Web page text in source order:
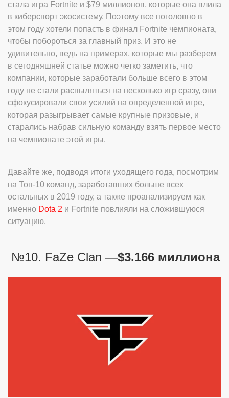
стала игра Fortnite и $79 миллионов, которые она влила
в киберспорт экосистему. Поэтому все поголовно в
этом году хотели попасть в финал Fortnite чемпионата,
чтобы побороться за главный приз. И это не
удивительно, ведь на примерах, которые мы разберем
в сегодняшней статье можно четко заметить, что
компании, которые заработали больше всего в этом
году не стали распыляться на несколько игр сразу, они
сфокусировали свои усилий на определенной игре,
которая разыгрывает самые крупные призовые, и
старались набрав сильную команду взять первое место
на чемпионате этой игры.
Давайте же, подводя итоги уходящего года, посмотрим
на Топ-10 команд, заработавших больше всех
остальных в 2019 году, а также проанализируем как
именно Dota 2 и Fortnite повлияли на сложившуюся
ситуацию.
№10. FaZe Clan —$3.166 миллиона